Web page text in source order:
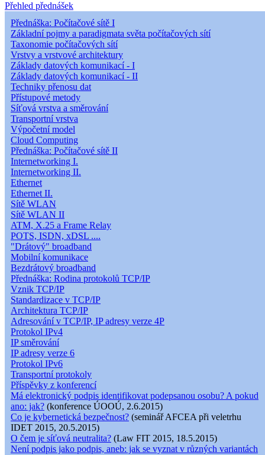
Přehled přednášek
Přednáška: Počítačové sítě I
Základní pojmy a paradigmata světa počítačových sítí
Taxonomie počítačových sítí
Vrstvy a vrstvové architektury
Základy datových komunikací - I
Základy datových komunikací - II
Techniky přenosu dat
Přístupové metody
Síťová vrstva a směrování
Transportní vrstva
Výpočetní model
Cloud Computing
Přednáška: Počítačové sítě II
Internetworking I.
Internetworking II.
Ethernet
Ethernet II.
Sítě WLAN
Sítě WLAN II
ATM, X.25 a Frame Relay
POTS, ISDN, xDSL ....
"Drátový" broadband
Mobilní komunikace
Bezdrátový broadband
Přednáška: Rodina protokolů TCP/IP
Vznik TCP/IP
Standardizace v TCP/IP
Architektura TCP/IP
Adresování v TCP/IP, IP adresy verze 4P
Protokol IPv4
IP směrování
IP adresy verze 6
Protokol IPv6
Transportní protokoly
Příspěvky z konferencí
Má elektronický podpis identifikovat podepsanou osobu? A pokud
ano: jak? (konference ÚOOÚ, 2.6.2015)
Co je kybernetická bezpečnost? (seminář AFCEA při veletrhu
IDET 2015, 20.5.2015)
O čem je síťová neutralita? (Law FIT 2015, 18.5.2015)
Není podpis jako podpis, aneb: jak se vyznat v různých variantách